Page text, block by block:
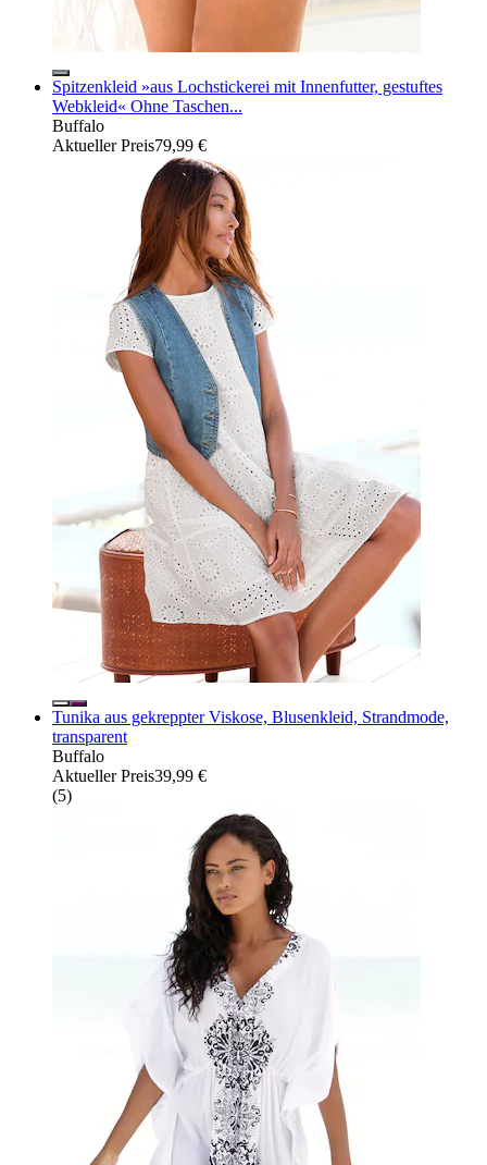
Spitzenkleid »aus Lochstickerei mit Innenfutter, gestuftes
Webkleid« Ohne Taschen...
Buffalo
Aktueller Preis79,99 €
Tunika aus gekreppter Viskose, Blusenkleid, Strandmode,
transparent
Buffalo
Aktueller Preis39,99 €
(5)